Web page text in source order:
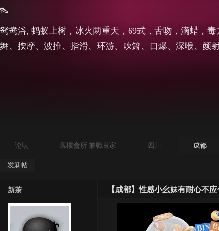
👠
鸳鸯浴, 蚂蚁上树，冰火两重天，69式，舌吻，滴蜡，
舞、按摩、波推、指滑、环游、吹箫、口爆、深喉、颜
论坛 鳳樓會所 兼職良家 四川 成都
发新帖
【成都】性感小幺妹有耐心不应
新茶